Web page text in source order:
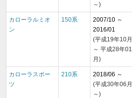
～)
カローラルミオ
ン
150系
2007/10 ～
2016/01
(平成19年10月
～ 平成28年01
月)
カローラスポー
ツ
210系
2018/06 ～
(平成30年06月
～)